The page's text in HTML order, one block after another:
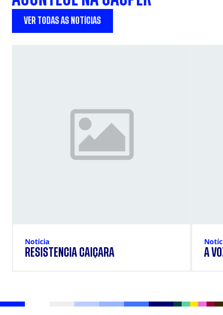
VER TODAS AS NOTÍCIAS
Notícia
RESISTÊNCIA CAIÇARA A